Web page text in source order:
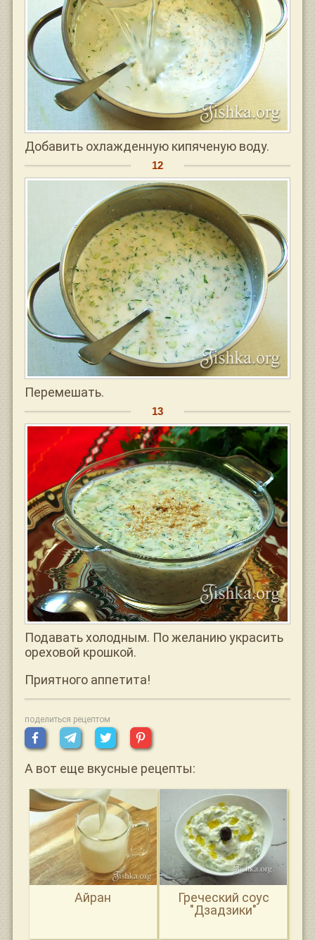
Добавить охлажденную кипяченую воду.
Перемешать.
Подавать холодным. По желанию украсить
ореховой крошкой.
Приятного аппетита!
поделиться рецептом
А вот еще вкусные рецепты:
Айран
Греческий соус
"Дзадзики"